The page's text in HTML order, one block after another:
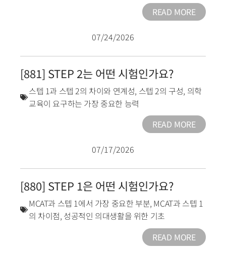
READ MORE
07/24/2026
[881] STEP 2는 어떤 시험인가요?
스텝 1과 스텝 2의 차이와 연계성, 스텝 2의 구성, 의학
교육이 요구하는 가장 중요한 능력
READ MORE
07/17/2026
[880] STEP 1은 어떤 시험인가요?
MCAT과 스텝 1에서 가장 중요한 부분, MCAT과 스텝 1
의 차이점, 성공적인 의대생활을 위한 기초
READ MORE